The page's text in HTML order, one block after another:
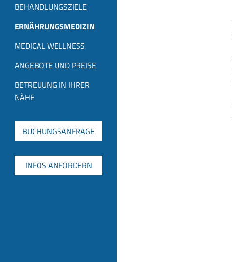
BEHANDLUNGSZIELE
ERNÄHRUNGSMEDIZIN
MEDICAL WELLNESS
ANGEBOTE UND PREISE
BETREUUNG IN IHRER
NÄHE
BUCHUNGSANFRAGE
INFOS ANFORDERN